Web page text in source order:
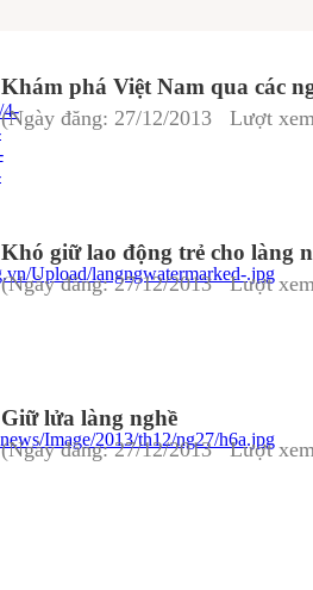
Khám phá Việt Nam qua các
(Ngày đăng: 27/12/2013 Lượt
Khó giữ lao động trẻ cho làng
(Ngày đăng: 27/12/2013 Lượt
Giữ lửa làng nghề
(Ngày đăng: 27/12/2013 Lượt